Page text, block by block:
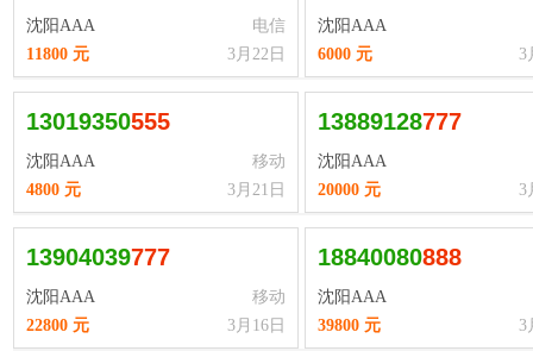
沈阳AAA
电信
3月22日
11800 元
沈阳AAA
3
6000 元
13019350555
沈阳AAA
移动
3月21日
4800 元
13889128777
沈阳AAA
3
20000 元
13904039777
沈阳AAA
移动
3月16日
22800 元
18840080888
沈阳AAA
3
39800 元